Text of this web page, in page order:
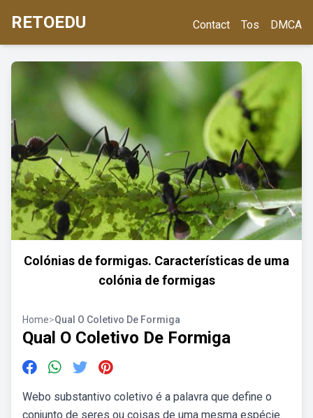
RETOEDU Contact Tos DMCA
Colónias de formigas. Características de uma
colónia de formigas
Home>Qual O Coletivo De Formiga
Qual O Coletivo De Formiga
Webo substantivo coletivo é a palavra que define o
conjunto de seres ou coisas de uma mesma espécie.